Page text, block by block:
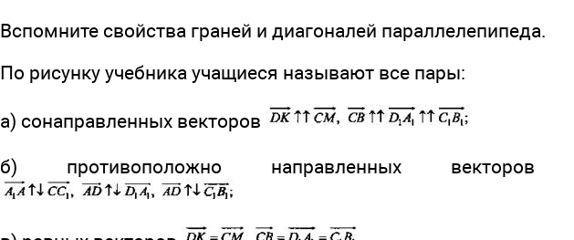
Вспомните свойства граней и диагоналей параллелепипеда.
По рисунку учебника учащиеся называют все пары:
а) сонаправленных векторов
б) противоположно направленных векторов